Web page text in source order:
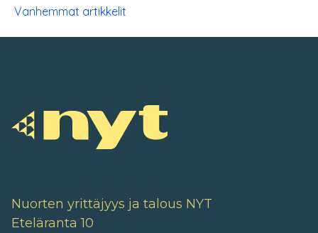
Artikkelien
selaus
Vanhemmat artikkelit
Nuorten yrittäjyys ja talous NYT
Eteläranta 10